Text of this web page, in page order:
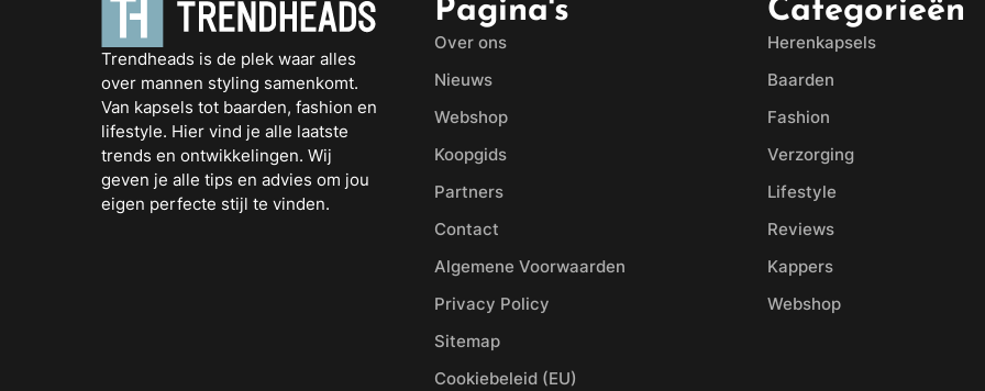
Trendheads is de plek waar alles
over mannen styling samenkomt.
Van kapsels tot baarden, fashion en
lifestyle. Hier vind je alle laatste
trends en ontwikkelingen. Wij
geven je alle tips en advies om jou
eigen perfecte stijl te vinden.
Pagina's
Over ons
Nieuws
Webshop
Koopgids
Partners
Contact
Algemene Voorwaarden
Privacy Policy
Sitemap
Cookiebeleid (EU)
Categorieën
Herenkapsels
Baarden
Fashion
Verzorging
Lifestyle
Reviews
Kappers
Webshop